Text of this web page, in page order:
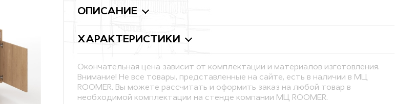
ОПИСАНИЕ
ХАРАКТЕРИСТИКИ
Окончательная цена зависит от комплектации и материалов изготовления.
Внимание! Не все товары, представленные на сайте, есть в наличии в МЦ
ROOMER. Вы можете рассчитать и оформить заказ на любой товар в
необходимой комплектации на стенде компании МЦ ROOMER.